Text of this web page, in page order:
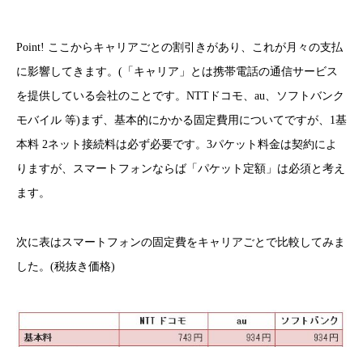
Point! ここからキャリアごとの割引きがあり、これが月々の支払
に影響してきます。(「キャリア」とは携帯電話の通信サービス
を提供している会社のことです。NTTドコモ、au、ソフトバンク
モバイル 等)まず、基本的にかかる固定費用についてですが、1基
本料 2ネット接続料は必ず必要です。3パケット料金は契約によ
りますが、スマートフォンならば「パケット定額」は必須と考え
ます。
次に表はスマートフォンの固定費をキャリアごとで比較してみま
した。(税抜き価格)